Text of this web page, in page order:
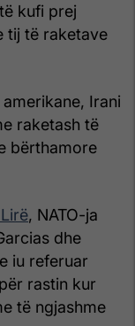
kufi prej
tij të raketave
Irani
raketash të
bërthamore
, NATO-ja
dhe
iu referuar
rastin kur
të ngjashme